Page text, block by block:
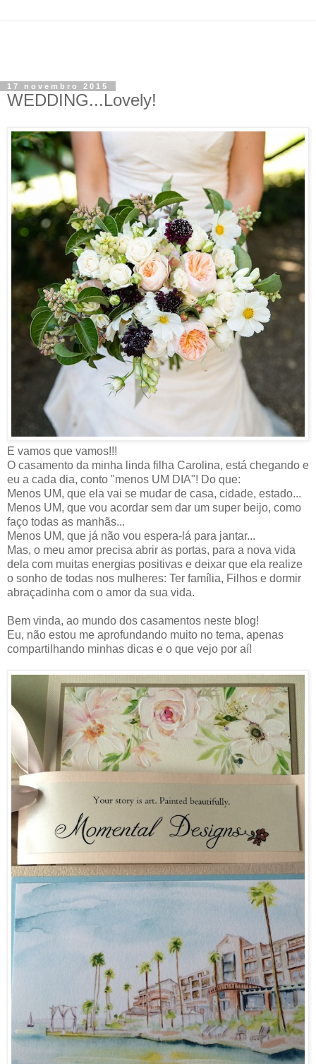
17 novembro 2015
WEDDING...Lovely!
E vamos que vamos!!!
O casamento da minha linda filha Carolina, está chegando e
eu a cada dia, conto "menos UM DIA"! Do que:
Menos UM, que ela vai se mudar de casa, cidade, estado...
Menos UM, que vou acordar sem dar um super beijo, como
faço todas as manhãs...
Menos UM, que já não vou espera-lá para jantar...
Mas, o meu amor precisa abrir as portas, para a nova vida
dela com muitas energias positivas e deixar que ela realize
o sonho de todas nos mulheres: Ter família, Filhos e dormir
abraçadinha com o amor da sua vida.
Bem vinda, ao mundo dos casamentos neste blog!
Eu, não estou me aprofundando muito no tema, apenas
compartilhando minhas dicas e o que vejo por aí!